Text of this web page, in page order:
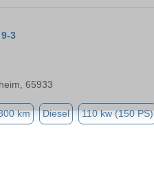
3
65933
km Diesel 110 kw (150 PS)